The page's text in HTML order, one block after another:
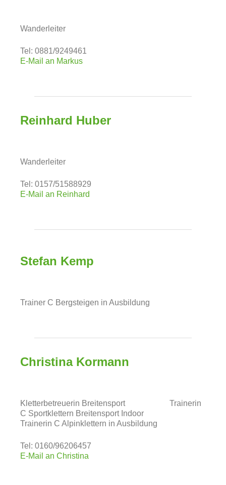
Wanderleiter
Tel: 0881/9249461
E-Mail an Markus
Reinhard Huber
Wanderleiter
Tel: 0157/51588929
E-Mail an Reinhard
Stefan Kemp
Trainer C Bergsteigen in Ausbildung
Christina Kormann
Kletterbetreuerin Breitensport Trainerin
C Sportklettern Breitensport Indoor
Trainerin C Alpinklettern in Ausbildung
Tel: 0160/96206457
E-Mail an Christina